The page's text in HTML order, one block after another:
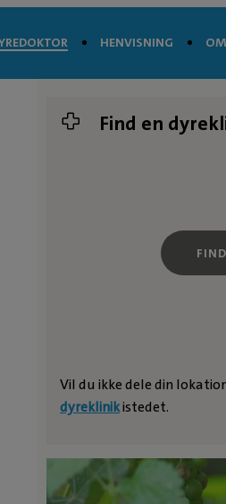
HENVISNING
Find en
Vil du ikke dele din
dyreklinikistedet.